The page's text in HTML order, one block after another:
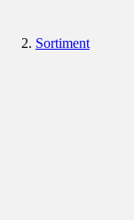
Sortiment